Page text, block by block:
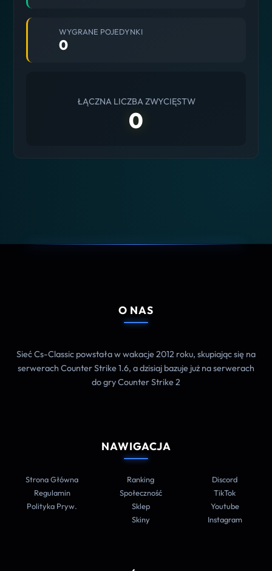
WYGRANE POJEDYNKI
0
ŁĄCZNA LICZBA ZWYCIĘSTW
0
O NAS
Sieć Cs-Classic powstała w wakacje 2012 roku, skupiając się na
serwerach Counter Strike 1.6, a dzisiaj bazuje już na serwerach
do gry Counter Strike 2
NAWIGACJA
Strona Główna
Regulamin
Polityka Pryw.
Ranking
Społeczność
Sklep
Skiny
Discord
TikTok
Youtube
Instagram